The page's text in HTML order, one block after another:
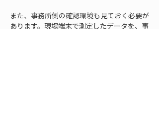
また、事務所側の確認環境も見ておく必要が
あります。現場端末で測定したデータを、事